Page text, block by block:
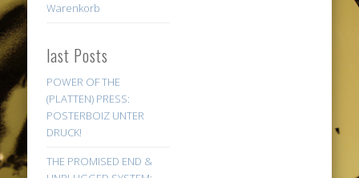
Warenkorb
last Posts
POWER OF THE
(PLATTEN) PRESS:
POSTERBOIZ UNTER
DRUCK!
THE PROMISED END &